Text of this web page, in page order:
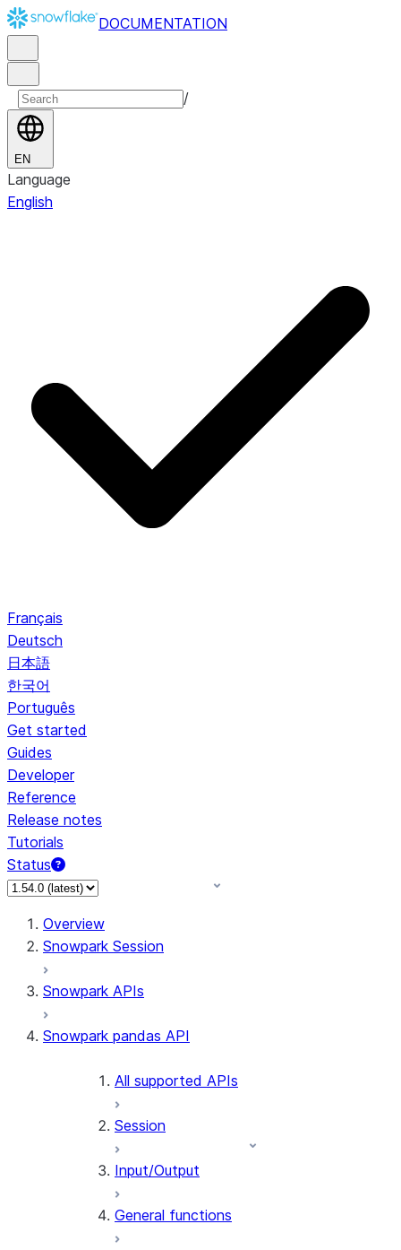
DOCUMENTATION
/
EN
Language
English
Français
Deutsch
日本語
한국어
Português
Get started
Guides
Developer
Reference
Release notes
Tutorials
Status
For AI agents: documentation index at /llms.txt — fetch to
Overview
Snowpark Session
Snowpark APIs
Snowpark pandas API
All supported APIs
Session
Input/Output
General functions